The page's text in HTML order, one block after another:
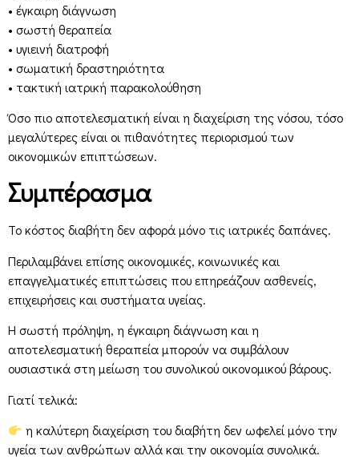
• έγκαιρη διάγνωση
• σωστή θεραπεία
• υγιεινή διατροφή
• σωματική δραστηριότητα
• τακτική ιατρική παρακολούθηση
Όσο πιο αποτελεσματική είναι η διαχείριση της νόσου, τόσο
μεγαλύτερες είναι οι πιθανότητες περιορισμού των
οικονομικών επιπτώσεων.
Συμπέρασμα
Το κόστος διαβήτη δεν αφορά μόνο τις ιατρικές δαπάνες.
Περιλαμβάνει επίσης οικονομικές, κοινωνικές και
επαγγελματικές επιπτώσεις που επηρεάζουν ασθενείς,
επιχειρήσεις και συστήματα υγείας.
Η σωστή πρόληψη, η έγκαιρη διάγνωση και η
αποτελεσματική θεραπεία μπορούν να συμβάλουν
ουσιαστικά στη μείωση του συνολικού οικονομικού βάρους.
Γιατί τελικά:
η καλύτερη διαχείριση του διαβήτη δεν ωφελεί μόνο την
υγεία των ανθρώπων αλλά και την οικονομία συνολικά.